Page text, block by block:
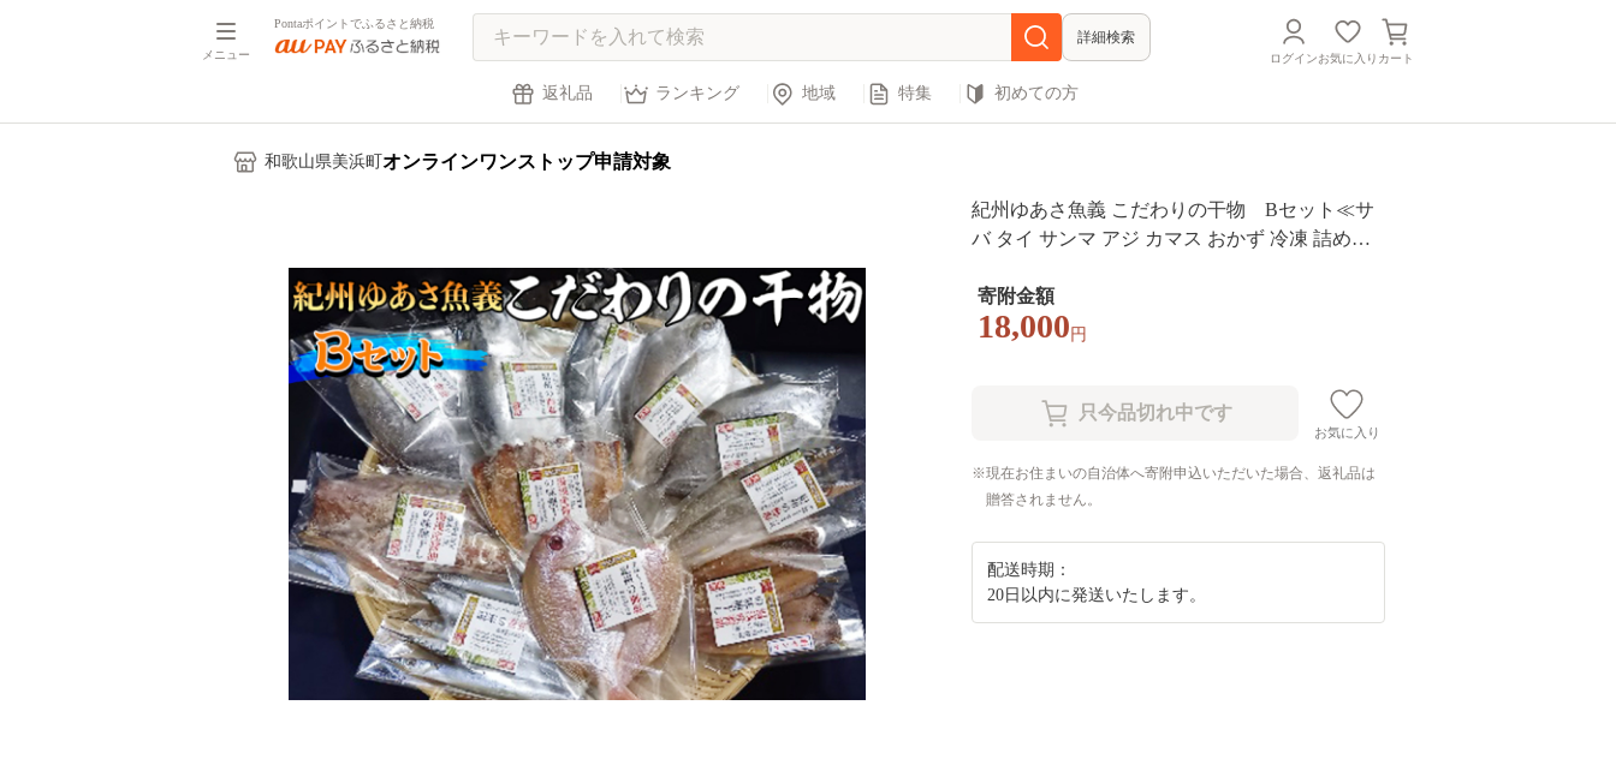
メニュー
Pontaポイントでふるさと納税
詳細検索
ログインお気に入り カート
返礼品 ランキング 地域 特集 初めての方
和歌山県美浜町 オンラインワンストップ申請対象
紀州ゆあさ魚義 こだわりの干物 Bセット≪サ
バ タイ サンマ アジ カマス おかず 冷凍 詰め合
寄附金額
18,000 円
お気に入り
現在お住まいの自治体へ寄附申込いただいた場合、返礼品は
贈答されません。
配送時期：
20日以内に発送いたします。